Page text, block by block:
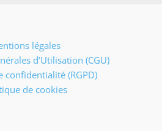
légales
d’Utilisation (CGU)
confidentialité (RGPD)
de cookies